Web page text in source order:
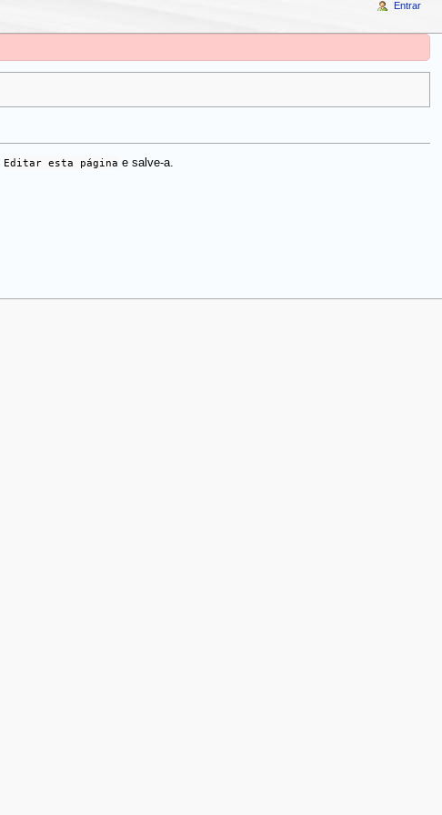
Editar esta página e salve-a.
Entrar